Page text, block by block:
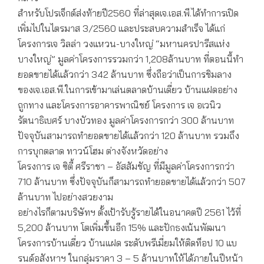
สำหรับโปรเจ็กต์ส่งท้ายปี2560 ที่ล่าสุดเจ.เอส.พี.ได้ทำการเปิด
เพิ่มไปในไตรมาส 3/2560 และประสบความสำเร็จ ได้แก่
โครงการเจ วิลล่า วงแหวน-บางใหญ่ “มหานครปารีสแห่ง
บางใหญ่” มูลค่าโครงการรวมกว่า 1,208ล้านบาท ที่ตอนนี้ทำ
ยอดขายได้แล้วกว่า 342 ล้านบาท ซึ่งถือว่าเป็นการชิมลาง
ของเจ.เอส.พี.ในการเข้ามาเล่นตลาดบ้านเดี่ยว บ้านแฝดอย่าง
ถูกทาง และโครงการอาคารพาณิชย์ โครงการ เจ อเวนิว
รัตนาธิเบศร์ บางบัวทอง มูลค่าโครงการกว่า 300 ล้านบาท
ปัจจุบันสามารถทำยอดขายได้แล้วกว่า 120 ล้านบาท รวมถึง
การบุกตลาด ทาวน์โฮม ต่างจังหวัดอย่าง
โครงการ เจ ซิตี้ ศรีราชา – อัสสัมชัญ ที่มีมูลค่าโครงการกว่า
710 ล้านบาท ซึ่งปัจจุบันก็สามารถทำยอดขายได้แล้วกว่า 507
ล้านบาท ไปอย่างสวยงาม
อย่างไรก็ตามบริษัทฯ ตั้งเป้ารับรู้รายได้ในอนาคตปี 2561 ไว้ที่
5,200 ล้านบาท โตเพิ่มขึ้นอีก 15% และปักธงเน้นพัฒนา
โครงการบ้านเดี่ยว บ้านแฝด ระดับพรีเมี่ยมให้ติดท็อป 10 แบ
รนด์อสังหาฯ ในกลุ่มราคา 3 – 5 ล้านบาทให้ได้ภายในปีหน้า